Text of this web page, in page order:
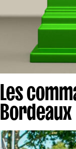
Les
Bordeaux